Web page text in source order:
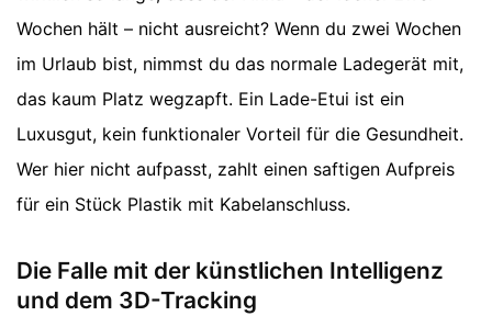
Wochen hält – nicht ausreicht? Wenn du zwei Wochen
im Urlaub bist, nimmst du das normale Ladegerät mit,
das kaum Platz wegzapft. Ein Lade-Etui ist ein
Luxusgut, kein funktionaler Vorteil für die Gesundheit.
Wer hier nicht aufpasst, zahlt einen saftigen Aufpreis
für ein Stück Plastik mit Kabelanschluss.
Die Falle mit der künstlichen Intelligenz
und dem 3D-Tracking